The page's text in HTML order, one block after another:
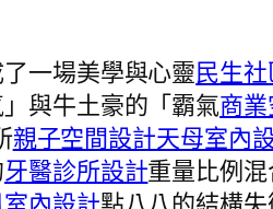
一場美學與心靈民生
與牛土豪的「霸氣商
親子空間設計天母室內
牙醫診所設計重量比例